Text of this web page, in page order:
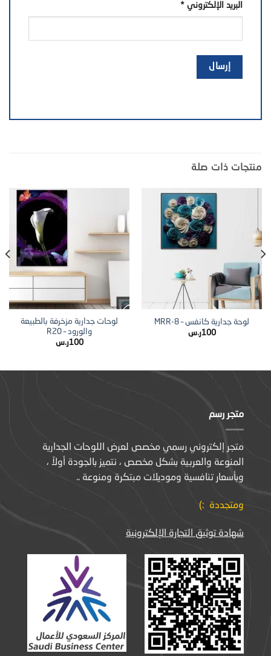
البريد الإلكتروني *
منتجات ذات صلة
لوحة جدارية كانفس – MRR-8
100ر.س
لوحات جدارية مزخرفة بالطبيعة
والورود – R20
100ر.س
متجر رسم
متجر إلكتروني رسمي مخصص لعرض اللوحات الجدارية
المنوعة والعربية بشكل مخصص ، نتميز بالجودة أولاً ،
وبأسعار تنافسية وموديلات مبتكرة ومنوعة ..
ومتجددة :)
شهادة توثيق التجارة الإلكترونية